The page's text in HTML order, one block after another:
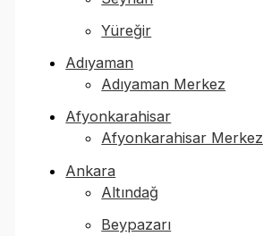
Yüreğir
Adıyaman
Adıyaman Merkez
Afyonkarahisar
Afyonkarahisar Merkez
Ankara
Altındağ
Beypazarı